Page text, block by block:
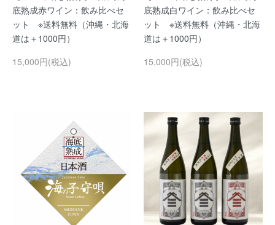
底熟成赤ワイン：飲み比べセ
ット ※送料無料（沖縄・北海
道は＋1000円）
15,000円(税込)
底熟成白ワイン：飲み比べセ
ット ※送料無料（沖縄・北海
道は＋1000円）
15,000円(税込)